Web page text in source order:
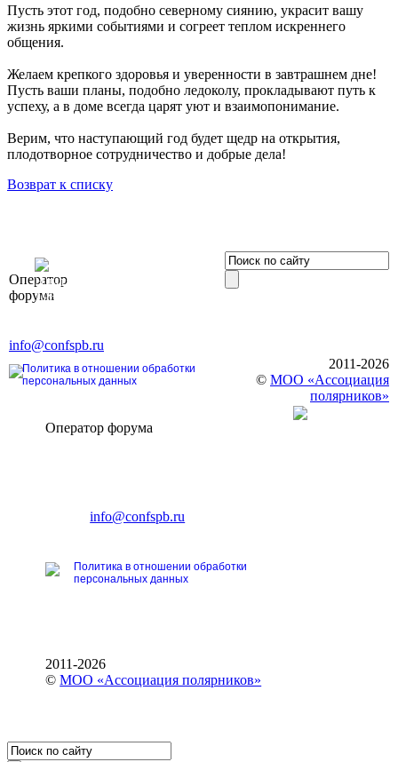
Пусть этот год, подобно северному сиянию, украсит вашу
жизнь яркими событиями и согреет теплом искреннего
общения.
Желаем крепкого здоровья и уверенности в завтрашнем дне!
Пусть ваши планы, подобно ледоколу, прокладывают путь к
успеху, а в доме всегда царят уют и взаимопонимание.
Верим, что наступающий год будет щедр на открытия,
плодотворное сотрудничество и добрые дела!
Возврат к списку
Оператор
форума
Элит»
196191, г. Санкт-Петербург,
info@confspb.ru
Политика в отношении обработки
персональных данных
2011-2026
© МОО «Ассоциация
полярников»
Оператор форума
E-mail:info@confspb.ru
Политика в отношении обработки
персональных данных
2011-2026
©МОО «Ассоциация полярников»